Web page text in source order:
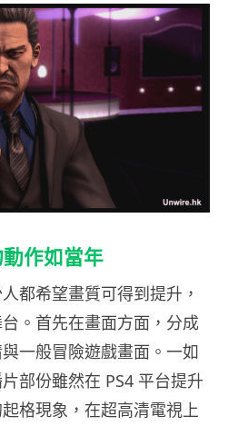
作如當年
都希望畫質可得到提升，
。首先在畫面方面，分成
一般冒險遊戲畫面。一如
部份雖然在 PS4 平台提升
格現象，在超高清電視上